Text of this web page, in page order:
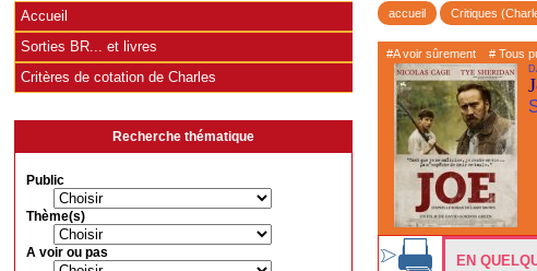
accueil Critiques
#A voir sûrement # Tous
EN
Accueil
Sorties BR... et livres
Critères de cotation de Charles
Recherche thématique
Public
Thème(s)
A voir ou pas